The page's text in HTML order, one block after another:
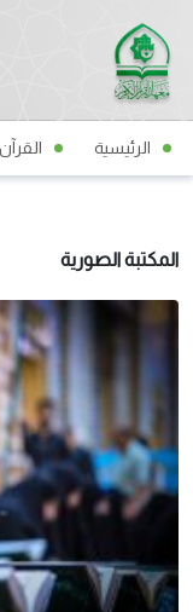
الرئيسية
المكتبة الصورية